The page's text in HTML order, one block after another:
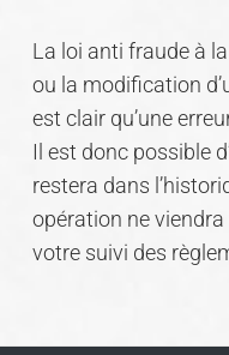
La loi anti fraude à
ou la modification
est clair qu’une
Il est donc possible
restera dans
opération ne
votre suivi des